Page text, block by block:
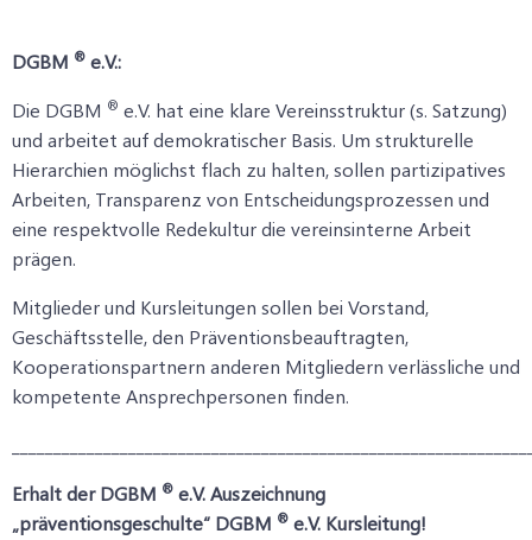
DGBM ® e.V.:
Die DGBM ® e.V. hat eine klare Vereinsstruktur (s. Satzung)
und arbeitet auf demokratischer Basis. Um strukturelle
Hierarchien möglichst flach zu halten, sollen partizipatives
Arbeiten, Transparenz von Entscheidungsprozessen und
eine respektvolle Redekultur die vereinsinterne Arbeit
prägen.
Mitglieder und Kursleitungen sollen bei Vorstand,
Geschäftsstelle, den Präventionsbeauftragten,
Kooperationspartnern anderen Mitgliedern verlässliche und
kompetente Ansprechpersonen finden.
Erhalt der DGBM ® e.V. Auszeichnung
„präventionsgeschulte“ DGBM ® e.V. Kursleitung!